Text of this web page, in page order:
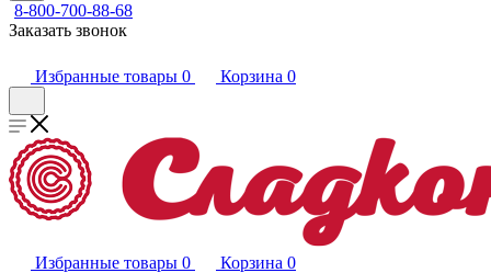
8-800-700-88-68
Заказать звонок
Избранные товары 0 Корзина 0
Избранные товары 0 Корзина 0